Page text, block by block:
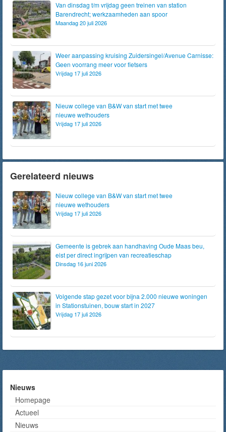
Van dinsdag t/m vrijdag geen treinen van station
Barendrecht; werkzaamheden aan spoor
Maandag 20 juli 2026
Weer aanpassing kruising Zuidersingel/Avenue Carnisse:
Geen voorrang meer voor fietsers
Vrijdag 17 juli 2026
Nieuw college van B&W van start met twee
nieuwe wethouders
Vrijdag 17 juli 2026
Gerelateerd nieuws
Nieuw college van B&W van start met twee
nieuwe wethouders
Vrijdag 17 juli 2026
Gemeente is gebrek aan handhaving Oude Maas beu,
eist per direct ingrijpen van recreatieschap
Dinsdag 16 juni 2026
Volgende stap gezet voor bijna 2.000 nieuwe woningen
in Stationstuinen, bouw start in 2027
Vrijdag 17 juli 2026
Nieuws
Homepage
Actueel
Nieuws